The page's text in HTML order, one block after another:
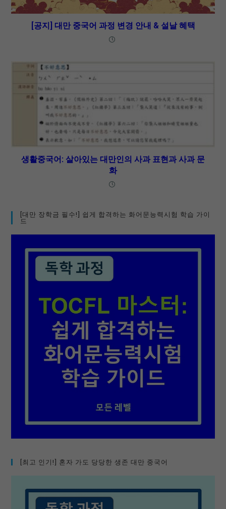
[공지] 대만 중국어 과정 변경 안내 & 설날 혜택
생활중국어: 살아있는 대만인의 사과 표현과 사과 문
화
[대만 장학금 필수!] 쉽게 합격하는 화어문능력시험 학습 가이
드
[최고 인기!] 혼자 가도 당당한 생존 대만 중국어